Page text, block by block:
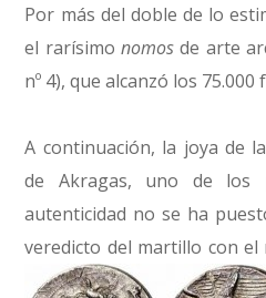
Por más del doble de lo
el rarísimo nomosde arte
nº 4), que alcanzó los 75.000
A continuación, la joya de
de Akragas, uno de los
autenticidad no se ha
veredicto del martillo con el